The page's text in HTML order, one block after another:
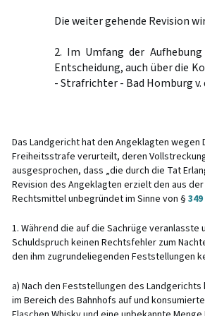
Die weiter gehende Revision
2. Im Umfang der
Entscheidung, auch über die
- Strafrichter - Bad Homburg v.
Das Landgericht hat den Angeklagten
Freiheitsstrafe verurteilt, deren
ausgesprochen, dass „die durch die Tat
Revision des Angeklagten erzielt den aus
Rechtsmittel unbegründet im Sinne von § 349
1. Während die auf die Sachrüge
Schuldspruch keinen Rechtsfehler zum
den ihm zugrundeliegenden Feststellungen
a) Nach den Feststellungen des
im Bereich des Bahnhofs auf und